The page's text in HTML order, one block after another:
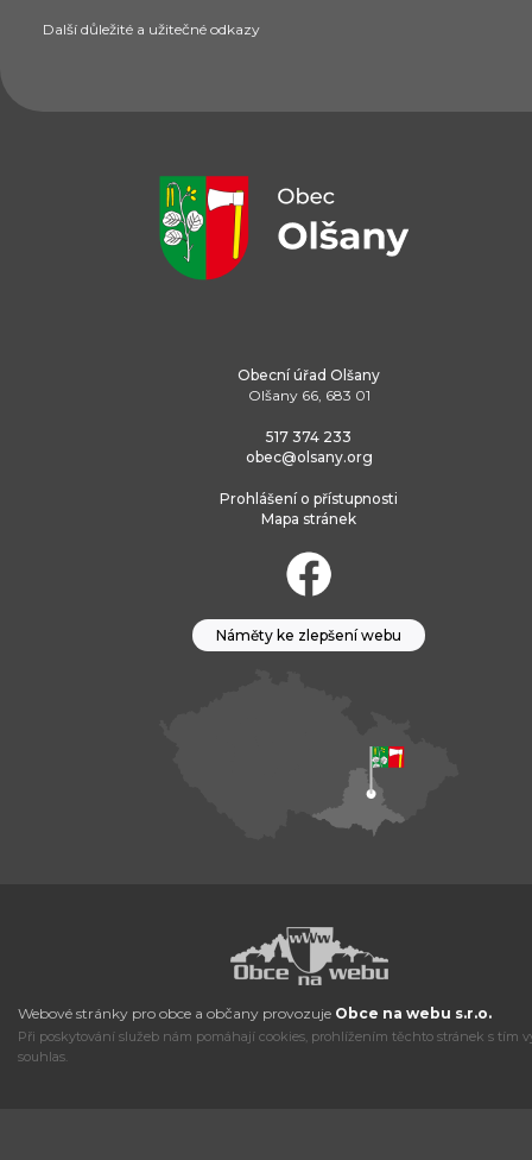
Další důležité a užitečné odkazy
Obecní úřad Olšany
Olšany 66, 683 01
517 374 233
obec@olsany.org
Prohlášení o přístupnosti
Mapa stránek
Náměty ke zlepšení webu
Webové stránky pro obce a občany provozuje Obce na webu s.r.o.
Při poskytování služeb nám pomáhají cookies, prohlížením těchto stránek s tím
souhlas.